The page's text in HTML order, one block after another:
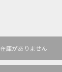
在庫がありません